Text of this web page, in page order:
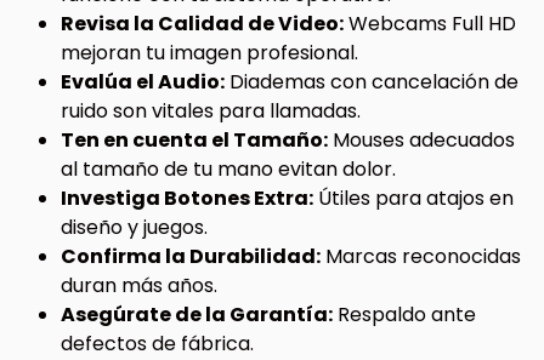
Revisa la Calidad de Video:Webcams Full HD
mejoran tu imagen profesional.
Evalúa el Audio: Diademas con cancelación de
ruido son vitales para llamadas.
Ten en cuenta el Tamaño: Mouses adecuados
al tamaño de tu mano evitan dolor.
Investiga Botones Extra: Útiles para atajos en
diseño y juegos.
Confirma la Durabilidad: Marcas reconocidas
duran más años.
Asegúrate de la Garantía: Respaldo ante
defectos de fábrica.